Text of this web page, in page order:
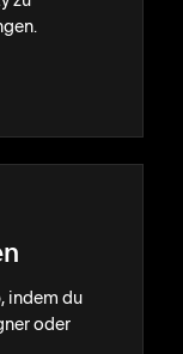
indem du
oder